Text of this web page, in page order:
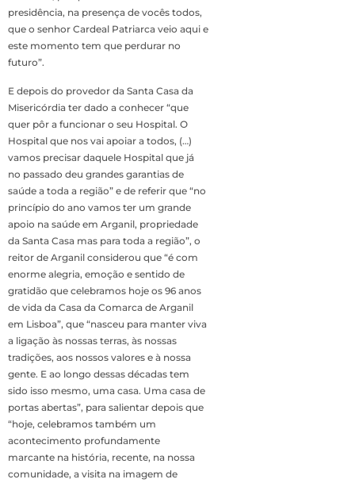
presidência, na presença de vocês todos,
que o senhor Cardeal Patriarca veio aqui e
este momento tem que perdurar no
futuro”.
E depois do provedor da Santa Casa da
Misericórdia ter dado a conhecer “que
quer pôr a funcionar o seu Hospital. O
Hospital que nos vai apoiar a todos, (…)
vamos precisar daquele Hospital que já
no passado deu grandes garantias de
saúde a toda a região” e de referir que “no
princípio do ano vamos ter um grande
apoio na saúde em Arganil, propriedade
da Santa Casa mas para toda a região”, o
reitor de Arganil considerou que “é com
enorme alegria, emoção e sentido de
gratidão que celebramos hoje os 96 anos
de vida da Casa da Comarca de Arganil
em Lisboa”, que “nasceu para manter viva
a ligação às nossas terras, às nossas
tradições, aos nossos valores e à nossa
gente. E ao longo dessas décadas tem
sido isso mesmo, uma casa. Uma casa de
portas abertas”, para salientar depois que
“hoje, celebramos também um
acontecimento profundamente
marcante na história, recente, na nossa
comunidade, a visita na imagem de